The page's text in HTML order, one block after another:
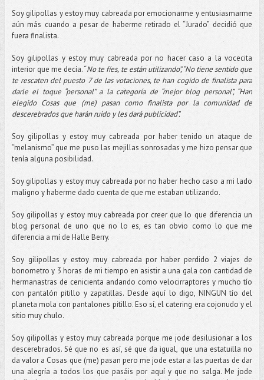
Soy gilipollas y estoy muy cabreada por emocionarme y entusiasmarme
aún más cuando a pesar de haberme retirado el “Jurado” decidió que
fuera finalista.
Soy gilipollas y estoy muy cabreada por no hacer caso a la vocecita
interior que me decía. “No te fíes, te están utilizando”, “No tiene sentido que
te rescaten del puesto 7 de las votaciones, te han cogido de finalista para
darle el toque “personal” a la categoría de “mejor blog personal”, “Han
elegido Cosas que (me) pasan como finalista por la comunidad de
descerebrados que harán ruido y les dará publicidad”.
Soy gilipollas y estoy muy cabreada por haber tenido un ataque de
“melanismo” que me puso las mejillas sonrosadas y me hizo pensar que
tenía alguna posibilidad.
Soy gilipollas y estoy muy cabreada por no haber hecho caso a mi lado
maligno y haberme dado cuenta de que me estaban utilizando.
Soy gilipollas y estoy muy cabreada por creer que lo que diferencia un
blog personal de uno que no lo es, es tan obvio como lo que me
diferencia a mí de Halle Berry.
Soy gilipollas y estoy muy cabreada por haber perdido 2 viajes de
bonometro y 3 horas de mi tiempo en asistir a una gala con cantidad de
hermanastras de cenicienta andando como velocirraptores y mucho tío
con pantalón pitillo y zapatillas. Desde aquí lo digo, NINGUN tío del
planeta mola con pantalones pitillo. Eso sí, el catering era cojonudo y el
sitio muy chulo.
Soy gilipollas y estoy muy cabreada porque me jode desilusionar a los
descerebrados. Sé que no es así, sé que da igual, que una estatuilla no
da valor a Cosas que (me) pasan pero me jode estar a las puertas de dar
una alegría a todos los que pasáis por aquí y que no salga. Me jode